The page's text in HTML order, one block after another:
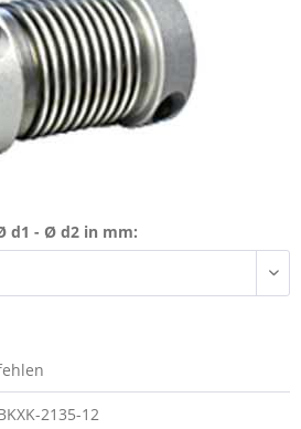
d1 - Ø d2 in mm:
2135-12